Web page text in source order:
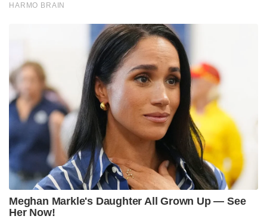
HARMO BRAIN
Meghan Markle's Daughter All Grown Up — See
Her Now!